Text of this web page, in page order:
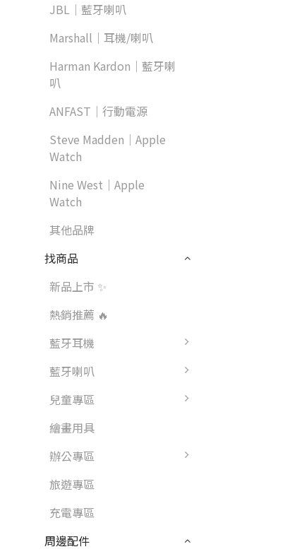
JBL｜藍牙喇叭
Marshall｜耳機/喇叭
Harman Kardon｜藍牙喇
叭
ANFAST｜行動電源
Steve Madden｜Apple
Watch
Nine West｜Apple
Watch
其他品牌
找商品
新品上市 ✨
熱銷推薦 🔥
藍牙耳機
藍牙喇叭
兒童專區
繪畫用具
辦公專區
旅遊專區
充電專區
周邊配件